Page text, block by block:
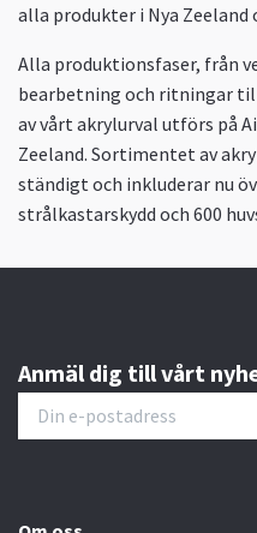
alla produkter i Nya Zeeland
Alla produktionsfaser, från
bearbetning och ritningar
av vårt akrylurval utförs på
Zeeland. Sortimentet av
ständigt och inkluderar nu
strålkastarskydd och 600
Anmäl dig till vårt